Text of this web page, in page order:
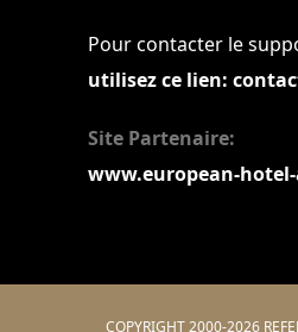
Pour contacter le
utilisez ce lien:
Site Partenaire:
www.european-
COPYRIGHT 2000-2026